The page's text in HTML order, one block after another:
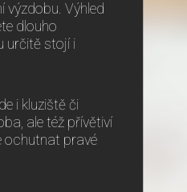
výzdobu. Výhled
dlouho
určitě stojí i
i kluziště či
ale též přívětiví
ochutnat pravé